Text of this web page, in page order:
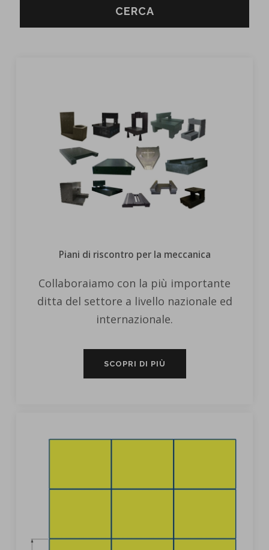
CERCA
Piani di riscontro per la meccanica
Collaboraiamo con la più importante
ditta del settore a livello nazionale ed
internazionale.
SCOPRI DI PIÙ